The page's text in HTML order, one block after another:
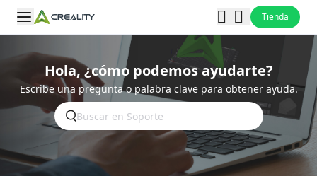
Tienda
Hola, ¿cómo podemos ayudarte?
Escribe una pregunta o palabra clave para obtener ayuda.